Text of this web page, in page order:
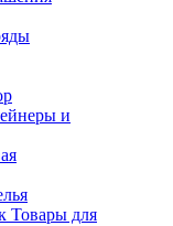
и
Товары для